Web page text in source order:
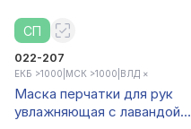
СП
022-207
ЕКБ >1000 МСК >1000 ВЛД ×
Маска перчатки для рук
увлажняющая с лавандой